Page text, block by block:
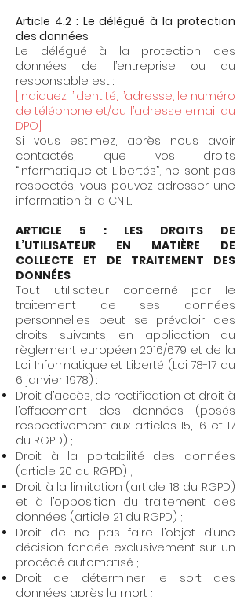
Article 4.2 : Le délégué à la protection
des données
Le délégué à la protection des
données de l’entreprise ou du
responsable est :
[Indiquez l’identité, l’adresse, le numéro
de téléphone et/ou l’adresse email du
DPO]
Si vous estimez, après nous avoir
contactés, que vos droits
“Informatique et Libertés”, ne sont pas
respectés, vous pouvez adresser une
information à la CNIL.
ARTICLE 5 : LES DROITS DE
L’UTILISATEUR EN MATIÈRE DE
COLLECTE ET DE TRAITEMENT DES
DONNÉES
Tout utilisateur concerné par le
traitement de ses données
personnelles peut se prévaloir des
droits suivants, en application du
règlement européen 2016/679 et de la
Loi Informatique et Liberté (Loi 78-17 du
6 janvier 1978) :
Droit d’accès, de rectification et droit à
l’effacement des données (posés
respectivement aux articles 15, 16 et 17
du RGPD) ;
Droit à la portabilité des données
(article 20 du RGPD) ;
Droit à la limitation (article 18 du RGPD)
et à l’opposition du traitement des
données (article 21 du RGPD) ;
Droit de ne pas faire l’objet d’une
décision fondée exclusivement sur un
procédé automatisé ;
Droit de déterminer le sort des
données après la mort ;